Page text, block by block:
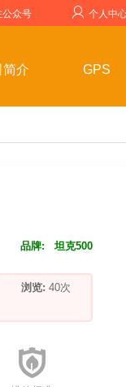
公众号 个人中
简介 GPS
品牌: 坦克500
浏览: 40次